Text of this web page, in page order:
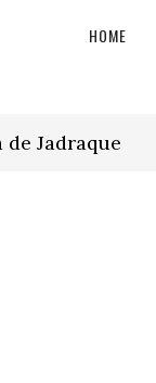
HOME
Jadraque